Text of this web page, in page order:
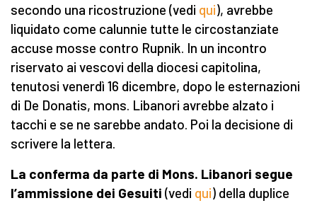
secondo una ricostruzione (vedi qui), avrebbe
liquidato come calunnie tutte le circostanziate
accuse mosse contro Rupnik. In un incontro
riservato ai vescovi della diocesi capitolina,
tenutosi venerdì 16 dicembre, dopo le esternazioni
di De Donatis, mons. Libanori avrebbe alzato i
tacchi e se ne sarebbe andato. Poi la decisione di
scrivere la lettera.
La conferma da parte di Mons. Libanori segue
l’ammissione dei Gesuiti (vedi qui) della duplice